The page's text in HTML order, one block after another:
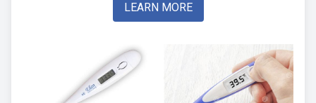
LEARN MORE